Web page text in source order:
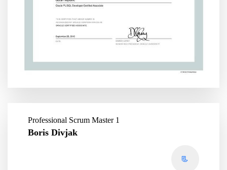
Professional Scrum Master 1
Boris Divjak
📃